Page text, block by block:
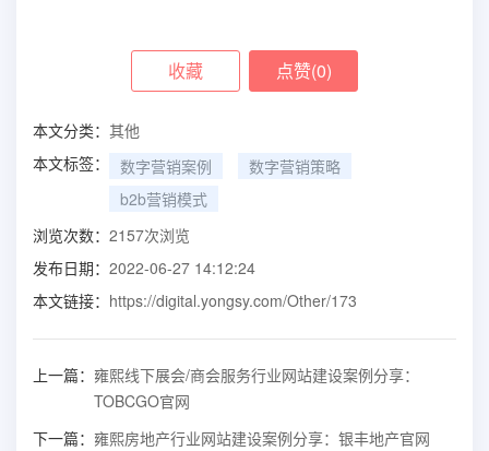
收藏 点赞(0)
本文分类： 其他
本文标签：
数字营销案例
数字营销策略
b2b营销模式
浏览次数： 2157次浏览
发布日期： 2022-06-27 14:12:24
本文链接： https://digital.yongsy.com/Other/173
上一篇： 雍熙线下展会/商会服务行业网站建设案例分享：
TOBCGO官网
下一篇： 雍熙房地产行业网站建设案例分享：银丰地产官网